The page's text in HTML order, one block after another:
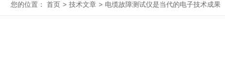
您的位置： 首页 > 技术文章 > 电缆故障测试仪是当代的电子技术成果